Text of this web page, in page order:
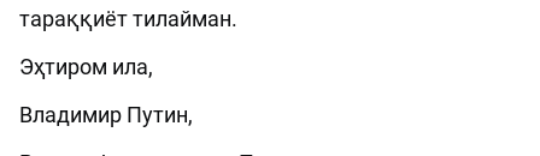
тараққиёт тилайман.
Эҳтиром ила,
Владимир Путин,